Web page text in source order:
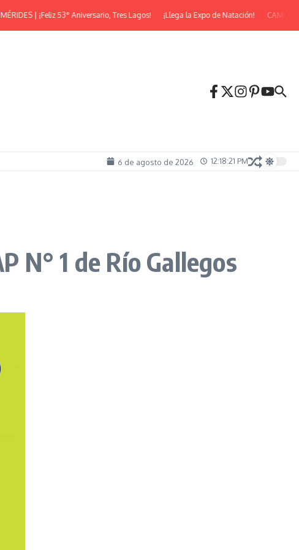
| ¡Feliz 53° Aniversario, Tres Lagos! ¡Llega la Expo de Natación! CAMINATA
6 de agosto de 2026 12:18:22 PM
N° 1 de Río Gallegos